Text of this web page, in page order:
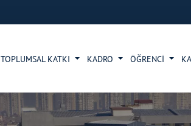
TOPLUMSAL KATKI KADRO ÖĞRENCİ